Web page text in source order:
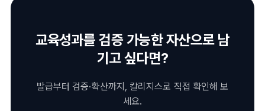
입니다.
교육성과를 검증 가능한 자산으로 남
기고 싶다면?
발급부터 검증·확산까지, 칼리지스로 직접 확인해 보
세요.